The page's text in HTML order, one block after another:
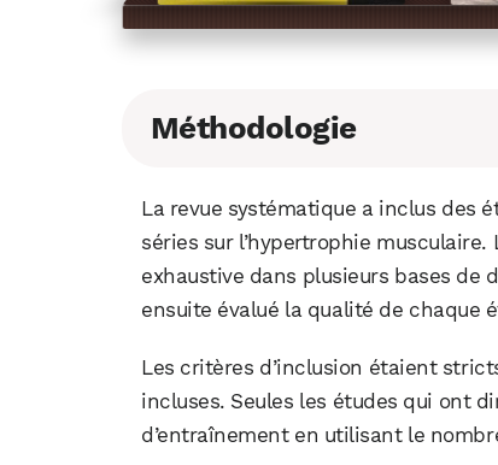
Méthodologie
La revue systématique a inclus des
séries sur l’hypertrophie
exhaustive dans plusieurs bases
ensuite évalué la qualité de chaque
Les critères d’inclusion étaient
incluses. Seules les études qui ont
d’entraînement en utilisant le